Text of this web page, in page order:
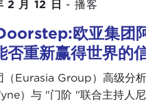
2 月 12 日 - 播客
欧亚集团
否重新赢得世界的
（Eurasia Group）高级分
）与 "门阶 "联合主持人